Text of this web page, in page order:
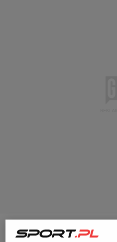
W poniedziałkowy wieczór